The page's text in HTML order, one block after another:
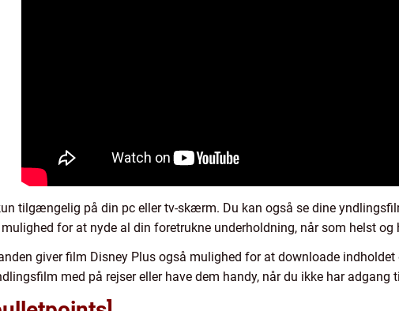
tilgængelig på din pc eller tv-skærm. Du kan også se dine
for at nyde al din foretrukne underholdning, når som helst og
giver film Disney Plus også mulighed for at downloade
med på rejser eller have dem handy, når du ikke har adgang